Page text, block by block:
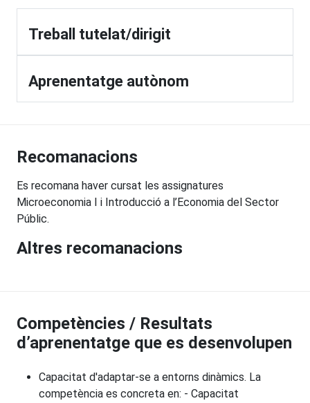
Treball tutelat/dirigit
Aprenentatge autònom
Recomanacions
Es recomana haver cursat les assignatures
Microeconomia I i Introducció a l’Economia del Sector
Públic.
Altres recomanacions
Competències / Resultats
d’aprenentatge que es desenvolupen
Capacitat d'adaptar-se a entorns dinàmics. La
competència es concreta en: - Capacitat